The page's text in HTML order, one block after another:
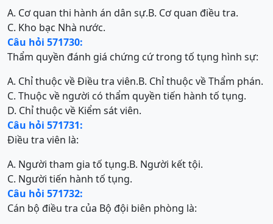
A. Cơ quan thi hành án dân sự.B. Cơ quan điều tra.
C. Kho bạc Nhà nước.
Câu hỏi 571730:
Thẩm quyền đánh giá chứng cứ trong tố tụng hình sự:
A. Chỉ thuộc về Điều tra viên.B. Chỉ thuộc về Thẩm phán.
C. Thuộc về người có thẩm quyền tiến hành tố tụng.
D. Chỉ thuộc về Kiểm sát viên.
Câu hỏi 571731:
Điều tra viên là:
A. Người tham gia tố tụng.B. Người kết tội.
C. Người tiến hành tố tụng.
Câu hỏi 571732:
Cán bộ điều tra của Bộ đội biên phòng là: